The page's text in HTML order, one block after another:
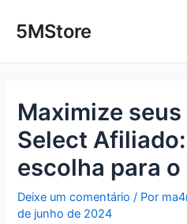
para5MStore
Maximize
Select
escolha para
Deixe um comentário / Por
de junho de 2024
navigation